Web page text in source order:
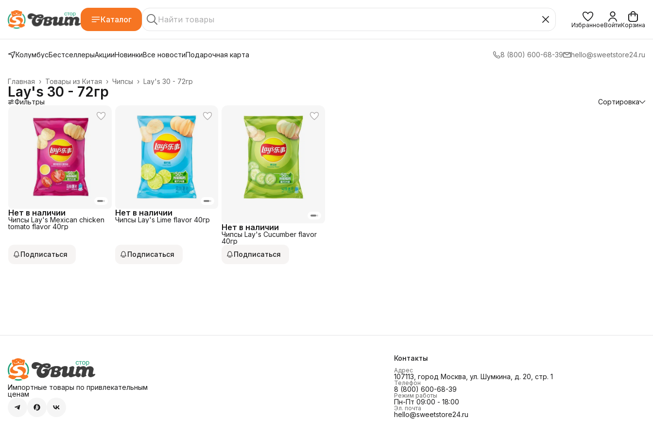
Каталог
ИзбранноеВойтиКорзина
КолумбусБестселлерыАкцииНовинкиВсе новостиПодарочная карта 8 (800) 600-68-39 hello@sweetstore24.ru
Lay's 30 - 72гр
Чипсы ›
Товары из Китая ›
Главная ›
Lay's 30 - 72гр
Фильтры Сортировка
Нет в наличии
Чипсы Lay's Mexican chicken
tomato flavor 40гр
Подписаться
Нет в наличии
Чипсы Lay's Lime flavor 40гр
Подписаться
Нет в наличии
Чипсы Lay's Cucumber flavor
40гр
Подписаться
Импортные товары по привлекательным
ценам
Контакты
Адрес
107113, город Москва, ул. Шумкина, д. 20, стр. 1
Телефон
8 (800) 600-68-39
Режим работы
Пн-Пт 09:00 - 18:00
Эл. почта
hello@sweetstore24.ru